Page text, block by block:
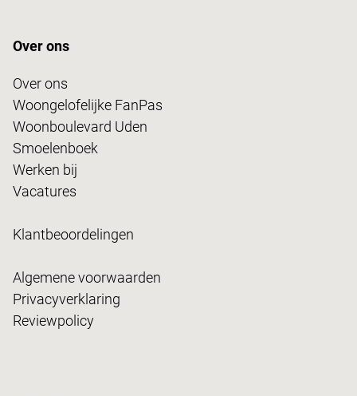
Over ons
Over ons
Woongelofelijke FanPas
Woonboulevard Uden
Smoelenboek
Werken bij
Vacatures
Klantbeoordelingen
Algemene voorwaarden
Privacyverklaring
Reviewpolicy